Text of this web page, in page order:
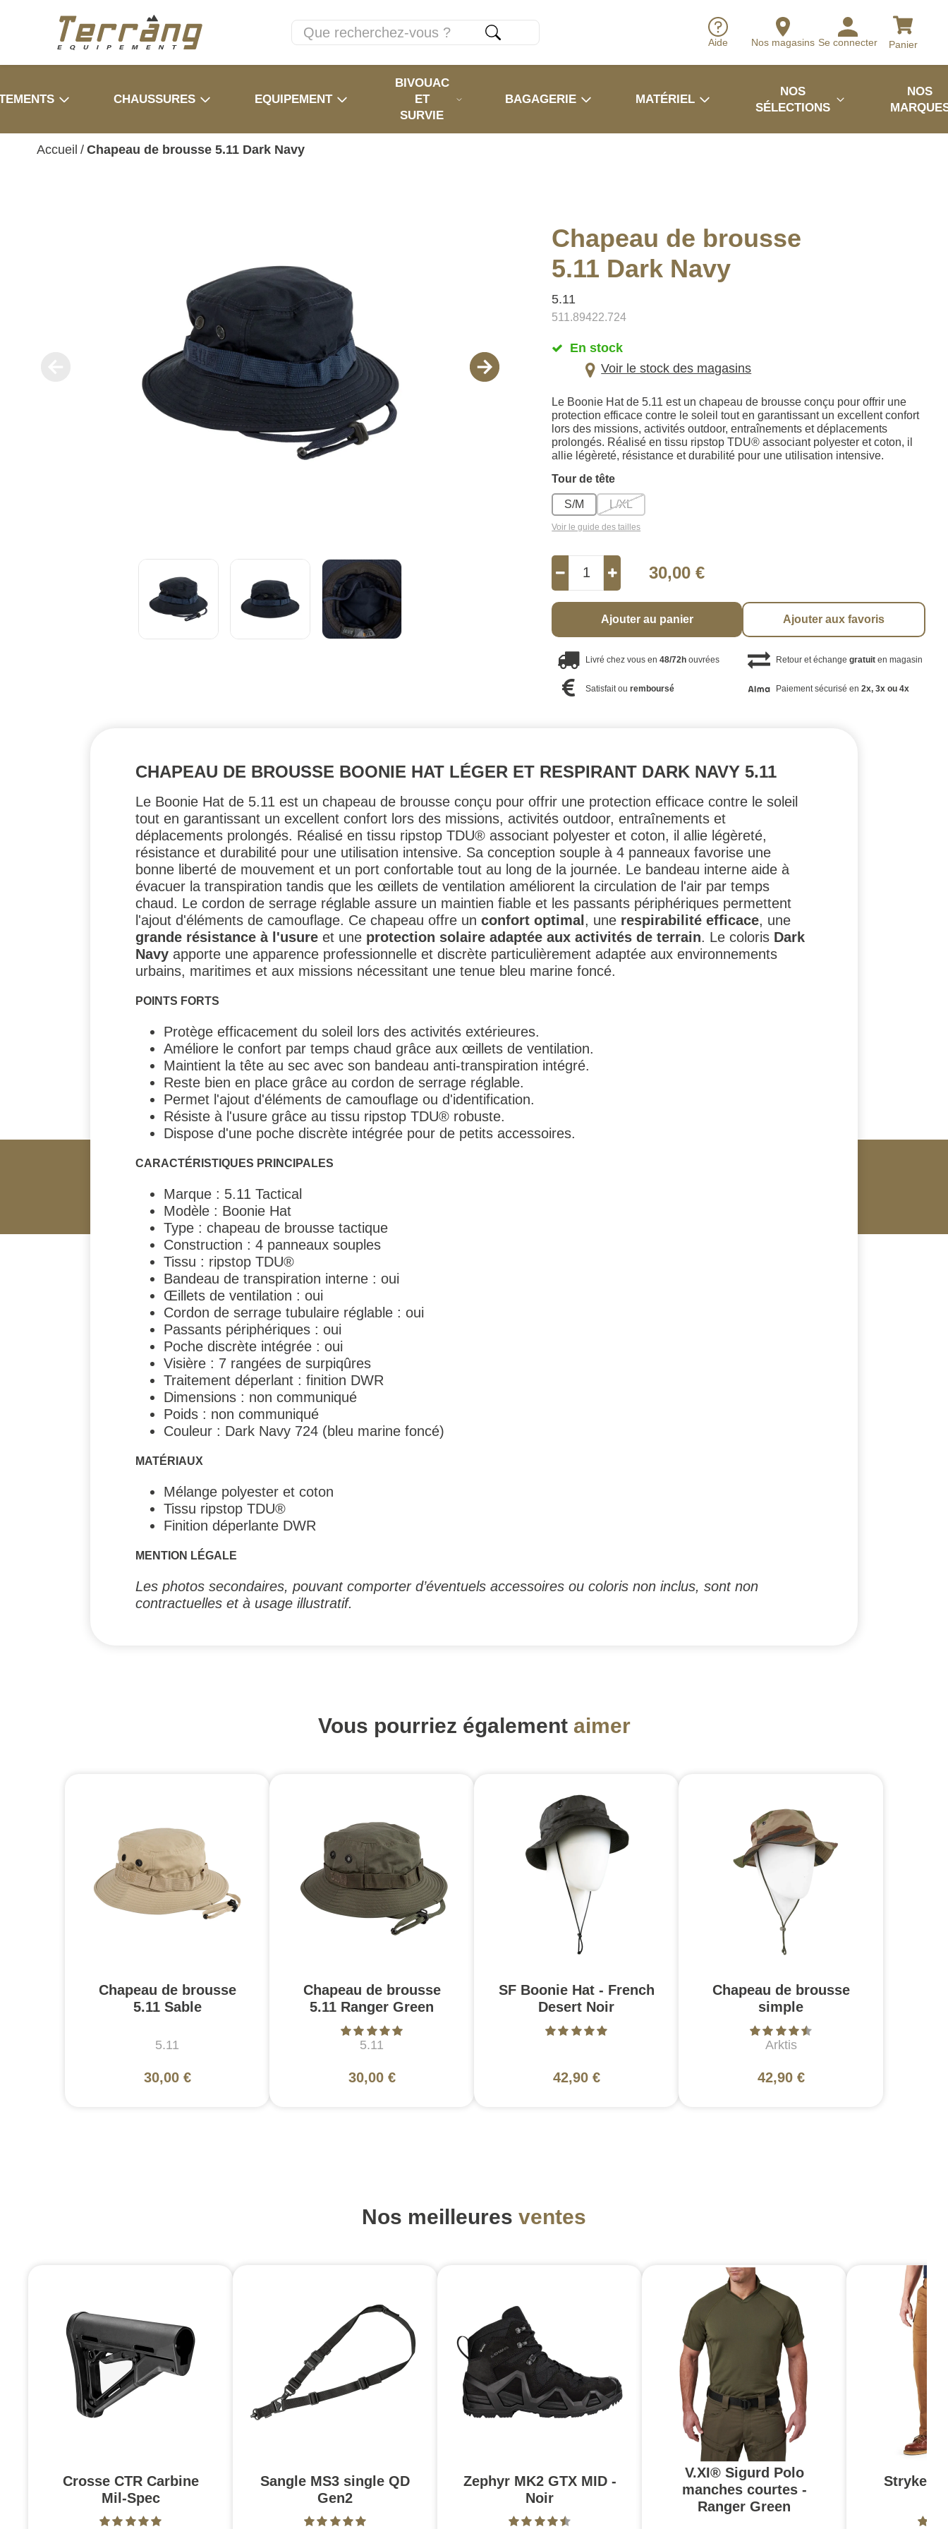
Aide Nos magasins Se connecter Panier
CHAUSSURES EQUIPEMENT
BIVOUAC
ET
SURVIE
BAGAGERIE MATÉRIEL
NOS
SÉLECTIONS
NOS
Accueil / Chapeau de brousse 5.11 Dark Navy
Chapeau de brousse
5.11 Dark Navy
5.11
511.89422.724
En stock
Voir le stock des magasins
Le Boonie Hat de 5.11 est un chapeau de brousse conçu pour offrir une
protection efficace contre le soleil tout en garantissant un excellent confort
lors des missions, activités outdoor, entraînements et déplacements
prolongés. Réalisé en tissu ripstop TDU® associant polyester et coton, il
allie légèreté, résistance et durabilité pour une utilisation intensive.
Tour de tête
S/M L/XL
Voir le guide des tailles
30,00 €
Ajouter au panier Ajouter aux favoris
Livré chez vous en48/72h ouvrées Retour et échange gratuiten magasin
Satisfait ouremboursé Paiement sécurisé en 2x, 3x ou 4x
CHAPEAU DE BROUSSE BOONIE HAT LÉGER ET RESPIRANT DARK NAVY 5.11
Le Boonie Hat de 5.11 est un chapeau de brousse conçu pour offrir une protection efficace contre le soleil
tout en garantissant un excellent confort lors des missions, activités outdoor, entraînements et
déplacements prolongés. Réalisé en tissu ripstop TDU® associant polyester et coton, il allie légèreté,
résistance et durabilité pour une utilisation intensive. Sa conception souple à 4 panneaux favorise une
bonne liberté de mouvement et un port confortable tout au long de la journée. Le bandeau interne aide à
évacuer la transpiration tandis que les œillets de ventilation améliorent la circulation de l'air par temps
chaud. Le cordon de serrage réglable assure un maintien fiable et les passants périphériques permettent
l'ajout d'éléments de camouflage. Ce chapeau offre un confort optimal , une respirabilité efficace, une
grande résistance à l'usure et une protection solaire adaptée aux activités de terrain. Le coloris Dark
Navy apporte une apparence professionnelle et discrète particulièrement adaptée aux environnements
urbains, maritimes et aux missions nécessitant une tenue bleu marine foncé.
POINTS FORTS
Protège efficacement du soleil lors des activités extérieures.
Améliore le confort par temps chaud grâce aux œillets de ventilation.
Maintient la tête au sec avec son bandeau anti-transpiration intégré.
Reste bien en place grâce au cordon de serrage réglable.
Permet l'ajout d'éléments de camouflage ou d'identification.
Résiste à l'usure grâce au tissu ripstop TDU® robuste.
Dispose d'une poche discrète intégrée pour de petits accessoires.
CARACTÉRISTIQUES PRINCIPALES
Marque : 5.11 Tactical
Modèle : Boonie Hat
Type : chapeau de brousse tactique
Construction : 4 panneaux souples
Tissu : ripstop TDU®
Bandeau de transpiration interne : oui
Œillets de ventilation : oui
Cordon de serrage tubulaire réglable : oui
Passants périphériques : oui
Poche discrète intégrée : oui
Visière : 7 rangées de surpiqûres
Traitement déperlant : finition DWR
Dimensions : non communiqué
Poids : non communiqué
Couleur : Dark Navy 724 (bleu marine foncé)
MATÉRIAUX
Mélange polyester et coton
Tissu ripstop TDU®
Finition déperlante DWR
MENTION LÉGALE
Les photos secondaires, pouvant comporter d’éventuels accessoires ou coloris non inclus, sont non
contractuelles et à usage illustratif.
Vous pourriez également aimer
Chapeau de brousse
5.11 Sable
5.11
30,00 €
Chapeau de brousse
5.11 Ranger Green
5.11
30,00 €
SF Boonie Hat - French
Desert Noir
42,90 €
Chapeau de brousse
simple
Arktis
42,90 €
Nos meilleures ventes
Crosse CTR Carbine
Mil-Spec
Sangle MS3 single QD
Gen2
Zephyr MK2 GTX MID -
Noir
V.XI® Sigurd Polo
manches courtes -
Ranger Green
Stryke